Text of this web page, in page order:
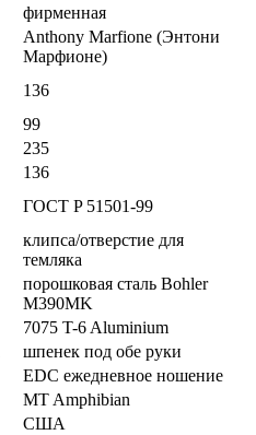
фирменная
Anthony Marfione (Энтони
Марфионе)
136
99
235
136
ГОСТ P 51501-99
клипса/отверстие для
темляка
порошковая сталь Bohler
M390MK
7075 T-6 Aluminium
шпенек под обе руки
EDC ежедневное ношение
MT Amphibian
США